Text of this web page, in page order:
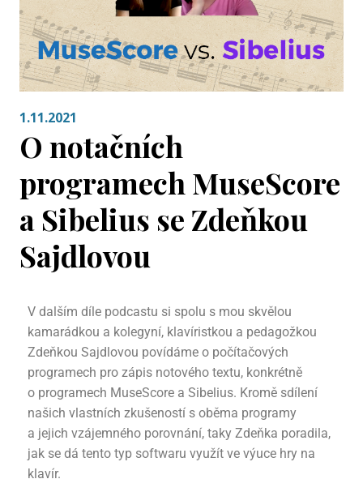
1.11.2021
O notačních
programech MuseScore
a Sibelius se Zdeňkou
Sajdlovou
V dalším díle podcastu si spolu s mou skvělou
kamarádkou a kolegyní, klavíristkou a pedagožkou
Zdeňkou Sajdlovou povídáme o počítačových
programech pro zápis notového textu, konkrétně
o programech MuseScore a Sibelius. Kromě sdílení
našich vlastních zkušeností s oběma programy
a jejich vzájemného porovnání, taky Zdeňka poradila,
jak se dá tento typ softwaru využít ve výuce hry na
klavír.